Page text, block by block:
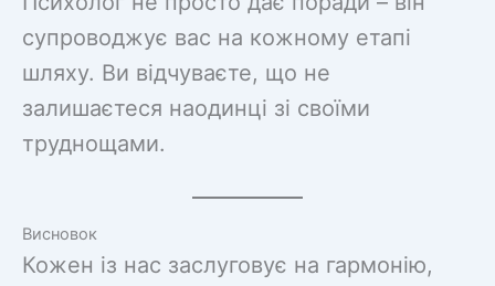
супроводжує вас на кожному етапі
шляху. Ви відчуваєте, що не
залишаєтеся наодинці зі своїми
труднощами.
Висновок
Кожен із нас заслуговує на гармонію,